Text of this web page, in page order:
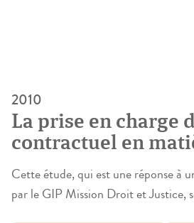
2010
La prise en charge
contractuel en
commerciale
Cette étude, qui est une réponse à
par le GIP Mission Droit et Justice,